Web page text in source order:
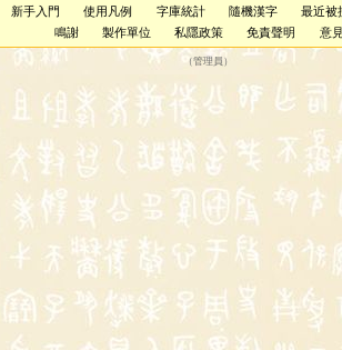
新手入門 使用凡例 字庫統計 隨機漢字
最近被
鳴謝
製作單位 私隱政策 免責聲明 意
（管理員 ）